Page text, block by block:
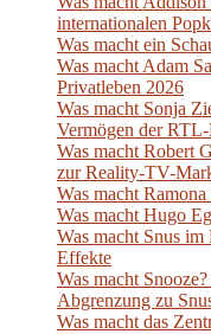
internationalen
Was macht ein
Was macht Adam
Privatleben 2026
Was macht Sonja
Vermögen der
Was macht Robert
zur Reality-TV-
Was macht
Was macht Hugo
Was macht Snus
Effekte
Was macht
Abgrenzung zu
Was macht das